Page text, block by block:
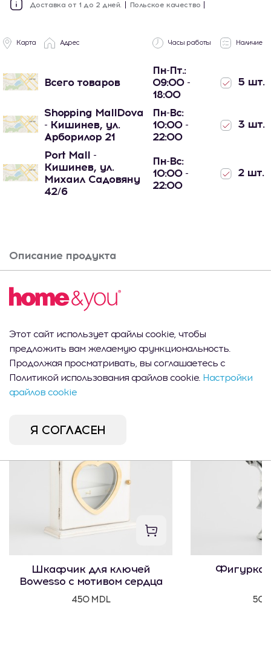
Доставка от 1 до 2 дней. Польское качество
Карта Адрес Часы работы Наличие
Всего товаров
Пн-Пт.:
09:00 -
18:00
5 шт.
Shopping MallDova
- Кишинев, ул.
Арборилор 21
Пн-Вс:
10:00 -
22:00
3 шт.
Port Mall -
Кишинев, ул.
Михаил Садовяну
42/6
Пн-Вс:
10:00 -
22:00
2 шт.
Описание продукта
Складная толкушка для картофеля
Вам это может
понравиться
Шкафчик для ключей
Bowesso с мотивом сердца
450 MDL
Фигурка
500
Этот сайт использует файлы cookie, чтобы
предложить вам желаемую функциональность.
Продолжая просматривать, вы соглашаетесь с
Политикой использования файлов cookie. Настройки
файлов cookie
Я СОГЛАСЕН